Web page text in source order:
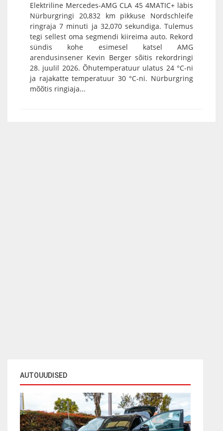
AUTOUUDISED
Elektriline Mercedes-AMG CLA 45 4MATIC+ läbis
Nürburgringi 20,832 km pikkuse Nordschleife
ringraja 7 minuti ja 32,070 sekundiga. Tulemus
tegi sellest oma segmendi kiireima auto. Rekord
sündis kohe esimesel katsel AMG
arendusinsener Kevin Berger sõitis rekordringi
28. juulil 2026. Õhutemperatuur ulatus 24 °C-ni
ja rajakatte temperatuur 30 °C-ni. Nürburgring
mõõtis ringiaja...